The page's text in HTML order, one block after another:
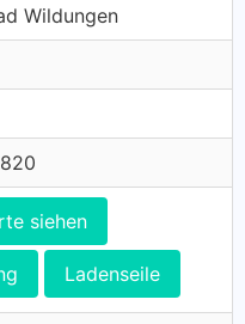
Wildungen
siehen
Ladenseile